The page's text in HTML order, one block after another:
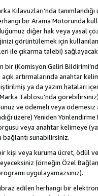
Kılavuzları’nda
bir Arama Motorunda
diğer hak veya yasal
görüntülemek için
çıkarma talebi)
bir (Komisyon Geliri
artırmalarında anahtar
ya da yazım hataları
Tablosu’nda
ve ödemeli veya
üzere) Yeniden
veya anahtar kelimeye
sunabilirsiniz.
kişi veya kuruma ücret, ödül
(örneğin Özel
uygulayamazsınız).
edilen herhangi bir